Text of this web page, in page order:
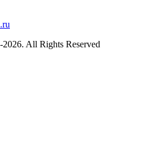
All Rights Reserved